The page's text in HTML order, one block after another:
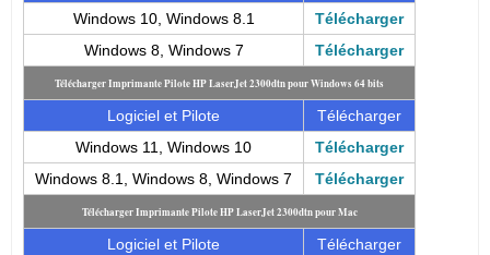
Windows 10, Windows 8.1
Télécharger
Windows 8, Windows 7
Télécharger
Télécharger Imprimante Pilote HP LaserJet 2300dtn pour Windows 64 bits
Logiciel et Pilote
Télécharger
Windows 11, Windows 10
Télécharger
Windows 8.1, Windows 8, Windows 7
Télécharger
Télécharger Imprimante Pilote HP LaserJet 2300dtn pour Mac
Logiciel et Pilote
Télécharger